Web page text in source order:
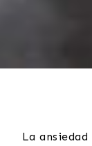
La ansiedad